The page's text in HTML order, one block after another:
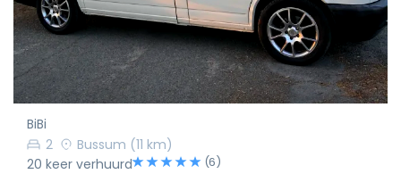
BiBi
2
Bussum (11 km)
20 keer verhuurd
(6)